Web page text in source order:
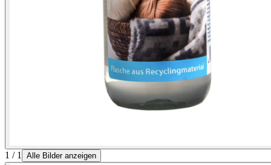
1 / 1 Alle Bilder anzeigen